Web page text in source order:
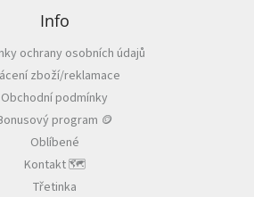
c
í
p
r
v
k
y
v
ý
p
i
Info
ochrany osobních údajů
zboží/reklamace
Obchodní podmínky
program 🪙
Oblíbené
Kontakt 🗺️
Třetinka